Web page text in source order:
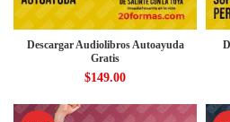
Descargar Audiolibros Autoayuda
Gratis
$149.00